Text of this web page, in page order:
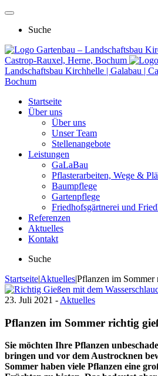
Suche
Gartenbau – Landschaftsbau
Castrop-Rauxel, Herne, Bochum
Landschaftsbau Kirchhelle | Galabau |
Bochum
Startseite
Über uns
Über uns
Unser Team
Stellenangebote
Leistungen
GaLaBau
Pflasterarbeiten, Wege &
Baumpflege
Gartenpflege
Friedhofsgärtnerei und
Referenzen
Aktuelles
Kontakt
Suche
Startseite|Aktuelles|Pflanzen im Sommer
23. Juli 2021 - Aktuelles
Pflanzen im Sommer richtig
Sie möchten Ihre Pflanzen
bringen und vor dem Austrocknen
Sommer haben viele Pflanzen eine